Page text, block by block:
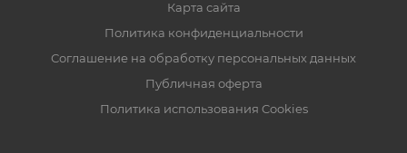
Карта сайта
Политика конфиденциальности
Соглашение на обработку персональных данных
Публичная оферта
Политика использования Cookies